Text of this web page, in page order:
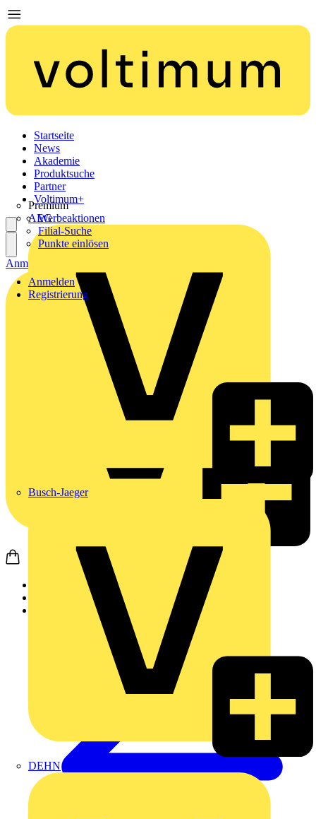
Startseite
News
Akademie
Produktsuche
Partner
Premium
AEG
Busch-Jaeger
DEHN
Voltimum+
Werbeaktionen
Filial-Suche
Punkte einlösen
Anmelden
Registrierung
Anmelden